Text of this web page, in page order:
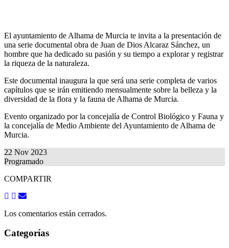
El ayuntamiento de Alhama de Murcia te invita a la presentación de
una serie documental obra de Juan de Dios Alcaraz Sánchez, un
hombre que ha dedicado su pasión y su tiempo a explorar y registrar
la riqueza de la naturaleza.
Este documental inaugura la que será una serie completa de varios
capítulos que se irán emitiendo mensualmente sobre la belleza y la
diversidad de la flora y la fauna de Alhama de Murcia.
Evento organizado por la concejalía de Control Biológico y Fauna y
la concejalía de Medio Ambiente del Ayuntamiento de Alhama de
Murcia.
22 Nov 2023
Programado
COMPARTIR
Los comentarios están cerrados.
Categorías